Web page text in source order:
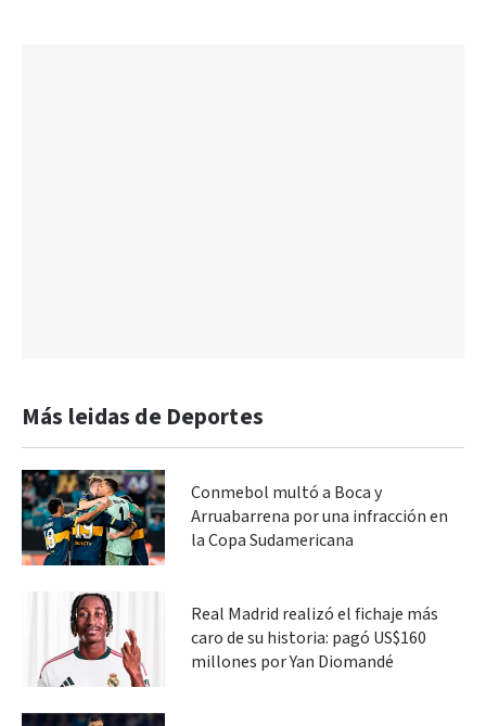
Más leidas de Deportes
Conmebol multó a Boca y
Arruabarrena por una infracción en
la Copa Sudamericana
Real Madrid realizó el fichaje más
caro de su historia: pagó US$160
millones por Yan Diomandé